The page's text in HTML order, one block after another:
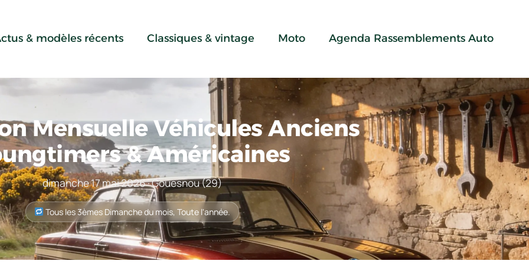
& modèles récents Classiques & vintage Moto Agenda Rassemblements Auto
Mensuelle Véhicules Anciens
& Américaines
dimanche 17 mai 2026 · Gouesnou (29)
Tous les 3èmes Dimanche du mois, Toute l'année.